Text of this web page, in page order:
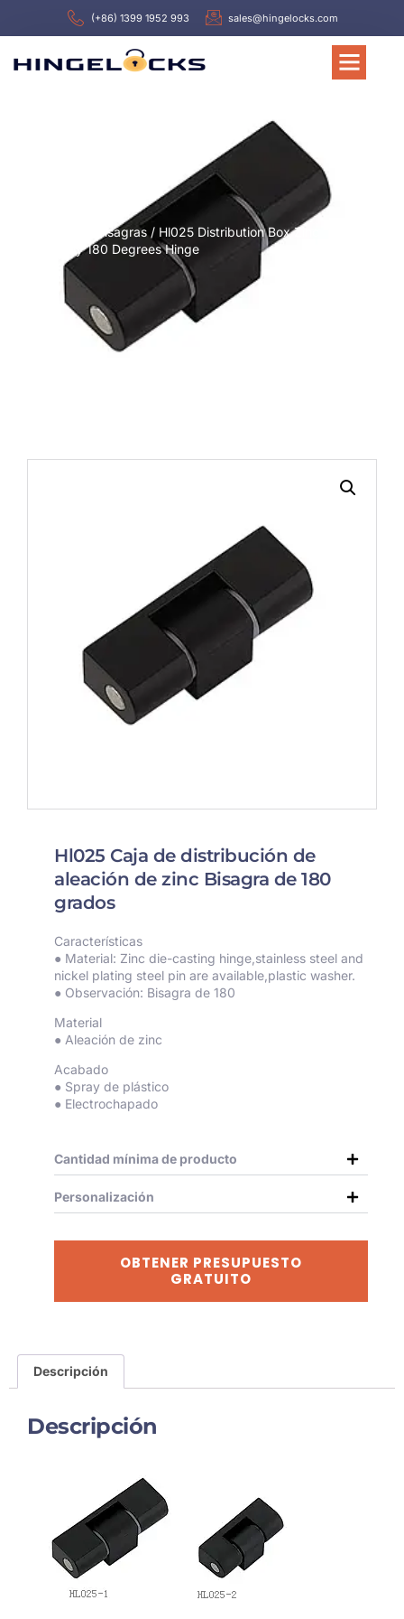
(+86) 1399 1952 993 sales@hingelocks.com
Bisagras / Hl025 Distribution Box Zinc
Alloy 180 Degrees Hinge
Hl025 Caja de distribución de
aleación de zinc Bisagra de 180
grados
Características
● Material: Zinc die-casting hinge,stainless steel and
nickel plating steel pin are available,plastic washer.
● Observación: Bisagra de 180
Material
● Aleación de zinc
Acabado
● Spray de plástico
● Electrochapado
Cantidad mínima de producto
Personalización
OBTENER PRESUPUESTO
GRATUITO
Descripción
Descripción